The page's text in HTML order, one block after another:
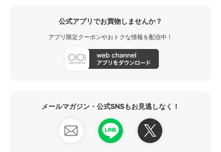
公式アプリでお買物しませんか？
アプリ限定クーポンやおトクな情報を配信中！
メールマガジン・公式SNSもお見逃しなく！